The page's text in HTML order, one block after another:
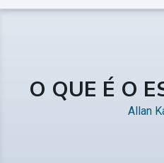
O QUE É O
Allan